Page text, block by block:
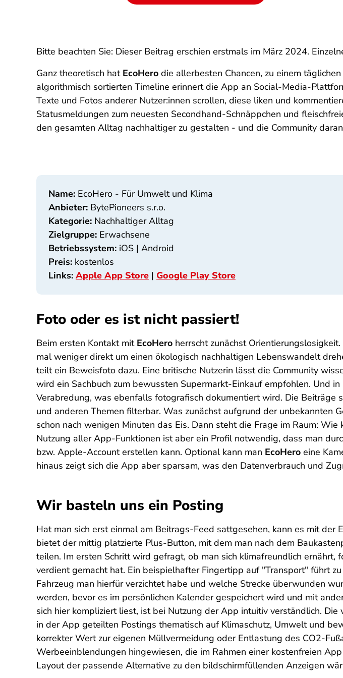
Bitte beachten Sie: Dieser Beitrag erschien erstmals im März 2024.
Ganz theoretisch hat EcoHero die allerbesten Chancen, zu einem
algorithmisch sortierten Timeline erinnert die App an Social-Media-
Texte und Fotos anderer Nutzer:innen scrollen, diese liken und
Statusmeldungen zum neuesten Secondhand-Schnäppchen und
den gesamten Alltag nachhaltiger zu gestalten - und die Community
Name: EcoHero - Für Umwelt und Klima
Anbieter: BytePioneers s.r.o.
Kategorie: Nachhaltiger Alltag
Zielgruppe: Erwachsene
Betriebssystem: iOS | Android
Preis: kostenlos
Links: Apple App Store | Google Play Store
Foto oder es ist nicht passiert!
Beim ersten Kontakt mit EcoHero herrscht zunächst
mal weniger direkt um einen ökologisch nachhaltigen Lebenswandelt
teilt ein Beweisfoto dazu. Eine britische Nutzerin lässt die Community
wird ein Sachbuch zum bewussten Supermarkt-Einkauf empfohlen. Und
Verabredung, was ebenfalls fotografisch dokumentiert wird. Die Beiträge
und anderen Themen filterbar. Was zunächst aufgrund der unbekannten
schon nach wenigen Minuten das Eis. Dann steht die Frage im Raum:
Nutzung aller App-Funktionen ist aber ein Profil notwendig, dass man
bzw. Apple-Account erstellen kann. Optional kann man EcoHero eine
hinaus zeigt sich die App aber sparsam, was den Datenverbrauch und
Wir basteln uns ein Posting
Hat man sich erst einmal am Beitrags-Feed sattgesehen, kann es mit
bietet der mittig platzierte Plus-Button, mit dem man nach dem
teilen. Im ersten Schritt wird gefragt, ob man sich klimafreundlich
verdient gemacht hat. Ein beispielhafter Fingertipp auf "Transport" führt
Fahrzeug man hierfür verzichtet habe und welche Strecke überwunden
werden, bevor es im persönlichen Kalender gespeichert wird und mit
sich hier kompliziert liest, ist bei Nutzung der App intuitiv verständlich.
in der App geteilten Postings thematisch auf Klimaschutz, Umwelt und
korrekter Wert zur eigenen Müllvermeidung oder Entlastung des CO2-
Werbeeinblendungen hingewiesen, die im Rahmen einer kostenfreien
Layout der passende Alternative zu den bildschirmfüllenden Anzeigen